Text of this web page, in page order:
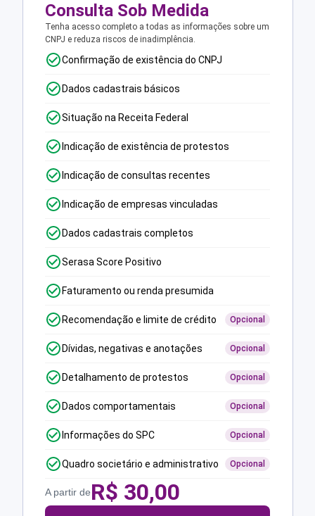
Consulta Sob Medida
Tenha acesso completo a todas as informações sobre um
CNPJ e reduza riscos de inadimplência.
Confirmação de existência do CNPJ
Dados cadastrais básicos
Situação na Receita Federal
Indicação de existência de protestos
Indicação de consultas recentes
Indicação de empresas vinculadas
Dados cadastrais completos
Serasa Score Positivo
Faturamento ou renda presumida
Recomendação e limite de crédito Opcional
Dívidas, negativas e anotações Opcional
Detalhamento de protestos Opcional
Dados comportamentais Opcional
Informações do SPC Opcional
Quadro societário e administrativo Opcional
A partir deR$ 30,00